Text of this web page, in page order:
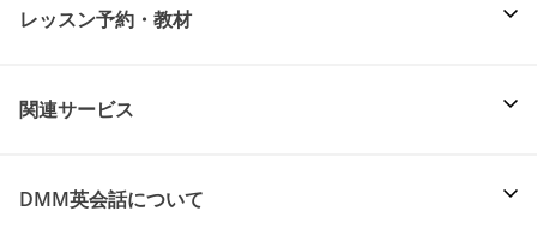
レッスン予約・教材
関連サービス
DMM英会話について